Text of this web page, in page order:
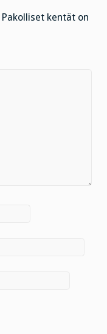
Pakolliset kentät on